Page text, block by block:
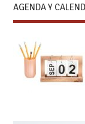
AGENDA Y